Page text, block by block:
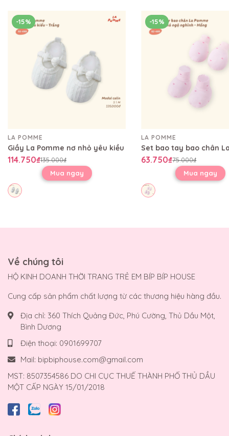
-15%
LA POMME
Giầy La Pomme nơ nhỏ yêu kiều
114.750₫135.000₫
Mua ngay
-15%
LA POMME
63.750₫75.000₫
Mua ngay
Về chúng tôi
HỘ KINH DOANH THỜI TRANG TRẺ EM BÍP BÍP HOUSE
Cung cấp sản phẩm chất lượng từ các thương hiệu hàng đầu.
Địa chỉ: 360 Thích Quảng Đức, Phú Cường, Thủ Dầu Một,
Bình Dương
Điện thoại: 0901699707
Mail: bipbiphouse.com@gmail.com
MST: 8507354586 DO CHI CỤC THUẾ THÀNH PHỐ THỦ DẦU
MỘT CẤP NGÀY 15/01/2018